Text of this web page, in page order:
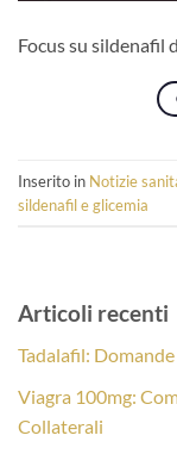
Focus su sildenafil
Inserito in Notizie
sildenafil e glicemia
Articoli recenti
Tadalafil:
Viagra 100mg:
Collaterali